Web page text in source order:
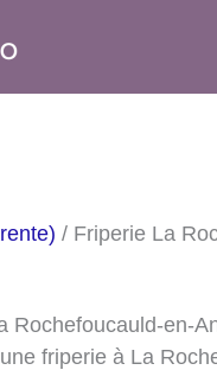
/ Friperie La
Rochefoucauld-en-
friperie à La